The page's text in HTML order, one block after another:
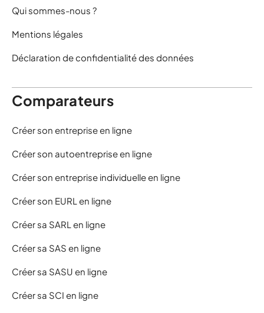
Qui sommes-nous ?
Mentions légales
Déclaration de confidentialité des données
Comparateurs
Créer son entreprise en ligne
Créer son autoentreprise en ligne
Créer son entreprise individuelle en ligne
Créer son EURL en ligne
Créer sa SARL en ligne
Créer sa SAS en ligne
Créer sa SASU en ligne
Créer sa SCI en ligne